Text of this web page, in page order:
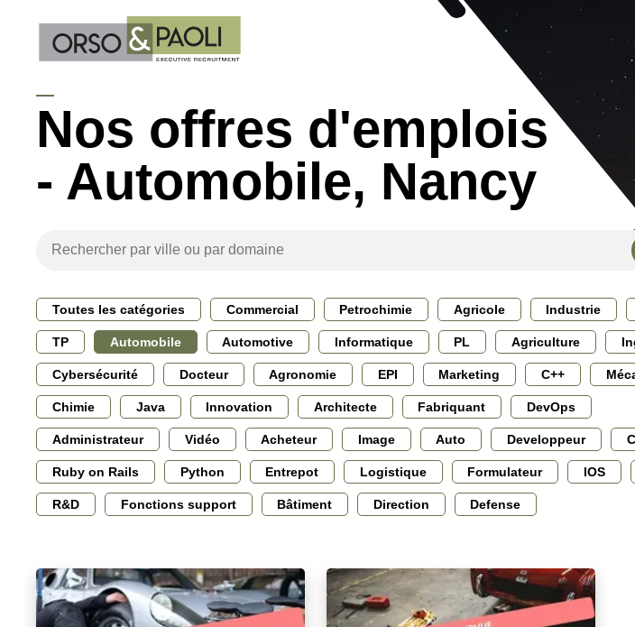
Nos offres d'emplois
- Automobile, Nancy
Toutes les catégories Commercial Petrochimie Agricole Industrie
TP Automobile Automotive Informatique PL Agriculture
Cybersécurité Docteur Agronomie EPI Marketing C++
Chimie Java Innovation Architecte Fabriquant DevOps
Administrateur Vidéo Acheteur Image Auto Developpeur
Ruby on Rails Python Entrepot Logistique Formulateur IOS
R&D Fonctions support Bâtiment Direction Defense